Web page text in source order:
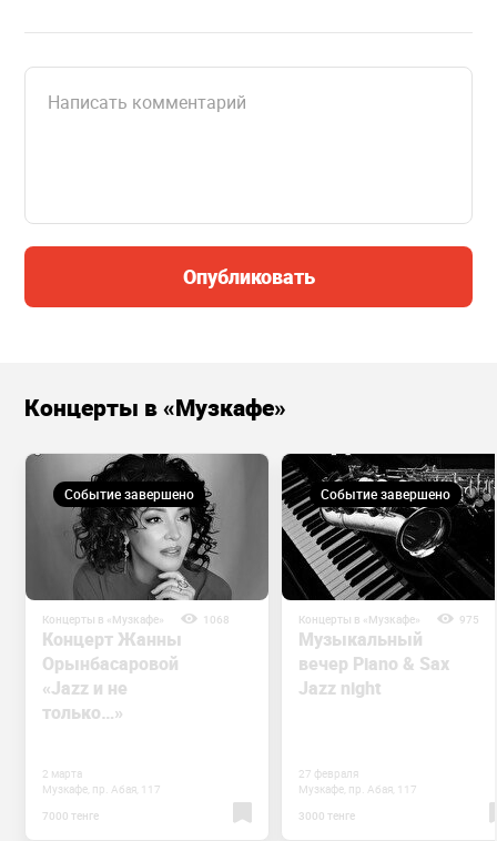
Опубликовать
Концерты в «Музкафе»
Событие завершено
Концерты в «Музкафе» 1068
Концерт Жанны
Орынбасаровой
«Jazz и не
только…»
2 марта
Музкафе, пр. Абая, 117
7000 тенге
Событие завершено
Концерты в «Музкафе» 975
Музыкальный
вечер Piano & Sax
Jazz night
27 февраля
Музкафе, пр. Абая, 117
3000 тенге